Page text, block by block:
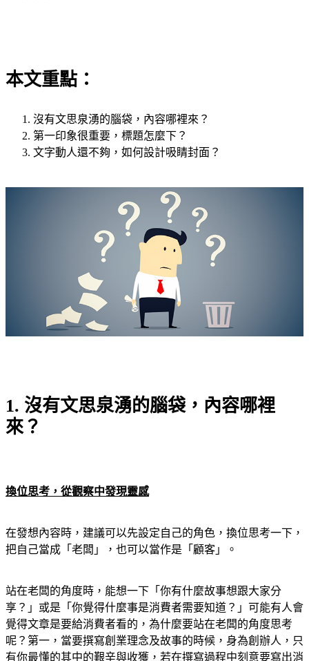
本文重點：
沒有文思泉湧的腦袋，內容哪裡來？
第一印象很重要，標題怎麼下？
文字動人還不夠，如何設計吸睛封面？
1. 沒有文思泉湧的腦袋，內容哪裡
來？
換位思考，從觀察中發現靈感
在發想內容時，建議可以先設定自己的角色，換位思考一下，
把自己當成「老闆」，也可以當作是「顧客」。
站在老闆的角度時，能想一下「你有什麼故事想跟大家分
享？」或是「你覺得什麼事是消費者需要知道？」可能有人會
覺得文章是要給消費者看的，為什麼要站在老闆的角度思考
呢？第一，當要撰寫創業理念及故事的時候，身為創辦人，只
有你最懂的其中的艱辛與收獲，若在撰寫過程中刻意要寫出消